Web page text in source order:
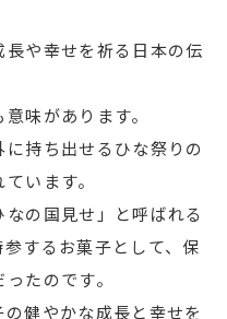
や幸せを祈る日本の伝
味があります。
持ち出せるひな祭りの
います。
の国見せ」と呼ばれる
するお菓子として、保
たのです。
健やかな成長と幸せを